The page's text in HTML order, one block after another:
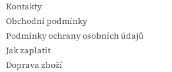
Kontakty
Obchodní podmínky
Podmínky ochrany osobních údajů
Jak zaplatit
Doprava zboží